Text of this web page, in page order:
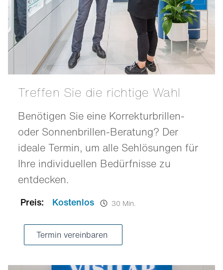
Treffen Sie die richtige Wahl
Benötigen Sie eine Korrekturbrillen-
oder Sonnenbrillen-Beratung? Der
ideale Termin, um alle Sehlösungen für
Ihre individuellen Bedürfnisse zu
entdecken.
Preis: Kostenlos 30 Min.
Termin vereinbaren